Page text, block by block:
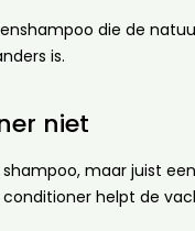
die de
is.
niet
maar juist
helpt de